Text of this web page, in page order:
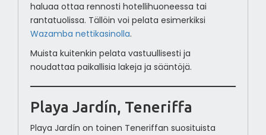
haluaa ottaa rennosti hotellihuoneessa tai
rantatuolissa. Tällöin voi pelata esimerkiksi
Wazamba nettikasinolla.
Muista kuitenkin pelata vastuullisesti ja
noudattaa paikallisia lakeja ja sääntöjä.
Playa Jardín, Teneriffa
Playa Jardín on toinen Teneriffan suosituista